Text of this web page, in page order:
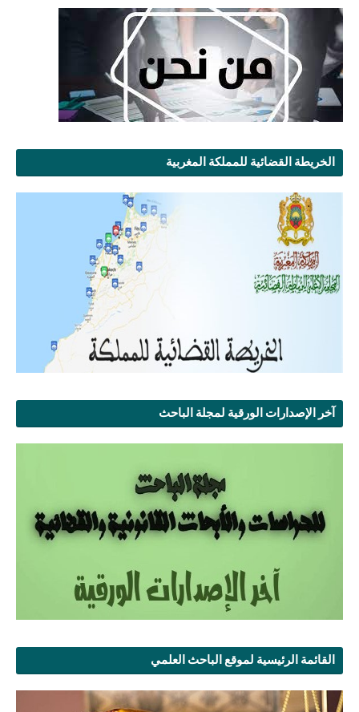
الخريطة القضائية للمملكة المغربية
آخر الإصدارات الورقية لمجلة الباحث
القائمة الرئيسية لموقع الباحث العلمي